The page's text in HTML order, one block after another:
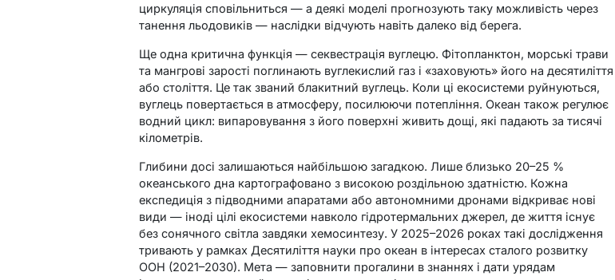
циркуляція сповільниться — а деякі моделі прогнозують таку можливість через
танення льодовиків — наслідки відчують навіть далеко від берега.
Ще одна критична функція — секвестрація вуглецю. Фітопланктон, морські трави
та мангрові зарості поглинають вуглекислий газ і «заховують» його на десятиліття
або століття. Це так званий блакитний вуглець. Коли ці екосистеми руйнуються,
вуглець повертається в атмосферу, посилюючи потепління. Океан також регулює
водний цикл: випаровування з його поверхні живить дощі, які падають за тисячі
кілометрів.
Глибини досі залишаються найбільшою загадкою. Лише близько 20–25 %
океанського дна картографовано з високою роздільною здатністю. Кожна
експедиція з підводними апаратами або автономними дронами відкриває нові
види — іноді цілі екосистеми навколо гідротермальних джерел, де життя існує
без сонячного світла завдяки хемосинтезу. У 2025–2026 роках такі дослідження
тривають у рамках Десятиліття науки про океан в інтересах сталого розвитку
ООН (2021–2030). Мета — заповнити прогалини в знаннях і дати урядам